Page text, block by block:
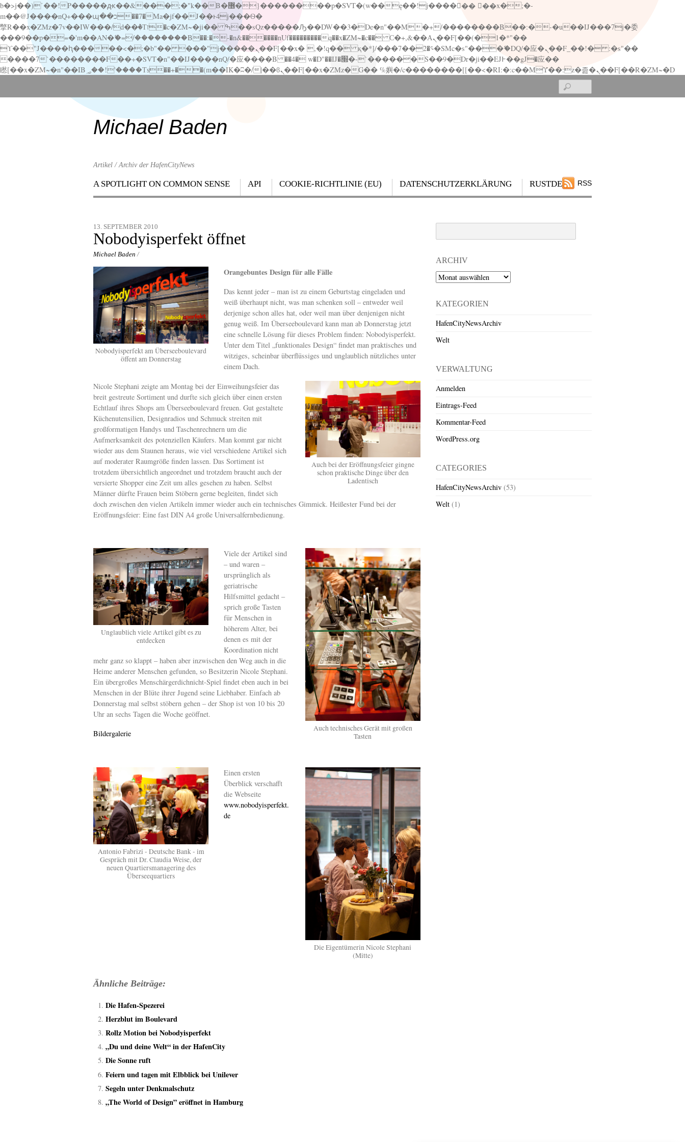
b�>j��)΄��!P�����ԫ��&���;�"k��B�޶�}��������p�SVT�(w��ę��!j������ ��x�;�-
m��@J����nQ+���պ��כ��7�Ma�jf��J��ͱ4j���Ѳ�
撆R��x�ZMz�7v��IW���/d��ٞ�Тז�c�ZM~�ji�� ߒ��sQz�����Ԡ��DW��3�De�n"��M�+/��������B��:�-�u��IJ���7j�委
���9��p�=�'m��AN�ޭ�=/��������B��:�-�n&������nUf���������q��x�ZM~�c�� Ϲ�+,&��Ὰܢ��F[��(�1�*"��
ϒ��"J����ԧ�����<�;�b"�� ���"j�����ܢ��F[��x� ,�!q�� қ�*]/���؝�2��7�SMc�s"���ޭ�DQ/�应�ܢ��F_��!� :�s"��
����7`��������F��+�SVT�n"��IJ����nQ/�应����B ��4� w�D"��IJ�׭�-`������S��9�Dr�ji��EJ߅��gJ�应��
矁[��x�ZM~�n"��IB؃��!'����Тѕ��+��(m��IK�ʭ�/|��ϐܢ��F[��x�ZMz�G�� %嬩�/c��������[[��<�RI:�:c��MΎ��:z�졾�ܢ��F[��R�ZM~�D
down
Michael Baden
Artikel / Archiv der HafenCityNews
RSS
Menu
A SPOTLIGHT ON COMMON SENSE API COOKIE-RICHTLINIE (EU) DATENSCHUTZERKLÄRUNG RUSTDESK
Scroll
content
13. SEPTEMBER 2010
Nobodyisperfekt öffnet
Michael Baden /
Nobodyisperfekt am Überseeboulevard
öffent am Donnerstag
Orangebuntes Design für alle Fälle
Das kennt jeder – man ist zu einem Geburtstag eingeladen und
weiß überhaupt nicht, was man schenken soll – entweder weil
derjenige schon alles hat, oder weil man über denjenigen nicht
genug weiß. Im Überseeboulevard kann man ab Donnerstag jetzt
eine schnelle Lösung für dieses Problem finden: Nobodyisperfekt.
Unter dem Titel „funktionales Design“ findet man praktisches und
witziges, scheinbar überflüssiges und unglaublich nützliches unter
einem Dach.
Auch bei der Eröffnungsfeier gingne
schon praktische Dinge über den
Ladentisch
Nicole Stephani zeigte am Montag bei der Einweihungsfeier das
breit gestreute Sortiment und durfte sich gleich über einen ersten
Echtlauf ihres Shops am Überseeboulevard freuen. Gut gestaltete
Küchenutensilien, Designradios und Schmuck streiten mit
großformatigen Handys und Taschenrechnern um die
Aufmerksamkeit des potenziellen Käufers. Man kommt gar nicht
wieder aus dem Staunen heraus, wie viel verschiedene Artikel sich
auf moderater Raumgröße finden lassen. Das Sortiment ist
trotzdem übersichtlich angeordnet und trotzdem braucht auch der
versierte Shopper eine Zeit um alles gesehen zu haben. Selbst
Männer dürfte Frauen beim Stöbern gerne begleiten, findet sich
doch zwischen den vielen Artikeln immer wieder auch ein technisches Gimmick. Heißester Fund bei der
Eröffnungsfeier: Eine fast DIN A4 große Universalfernbedienung.
Unglaublich viele Artikel gibt es zu
entdecken
Auch technisches Gerät mit großen
Tasten
Viele der Artikel sind
– und waren –
ursprünglich als
geriatrische
Hilfsmittel gedacht –
sprich große Tasten
für Menschen in
höherem Alter, bei
denen es mit der
Koordination nicht
mehr ganz so klappt – haben aber inzwischen den Weg auch in die
Heime anderer Menschen gefunden, so Besitzerin Nicole Stephani.
Ein übergroßes Menschärgerdichnicht-Spiel findet eben auch in bei
Menschen in der Blüte ihrer Jugend seine Liebhaber. Einfach ab
Donnerstag mal selbst stöbern gehen – der Shop ist von 10 bis 20
Uhr an sechs Tagen die Woche geöffnet.
Bildergalerie
Antonio Fabrizi - Deutsche Bank - im
Gespräch mit Dr. Claudia Weise, der
neuen Quartiersmanagering des
Überseequartiers
Die Eigentümerin Nicole Stephani
(Mitte)
Einen ersten
Überblick verschafft
die Webseite
www.nobodyisperfekt.
de
Ähnliche Beiträge:
Die Hafen-Spezerei
Herzblut im Boulevard
Rollz Motion bei Nobodyisperfekt
„Du und deine Welt“ in der HafenCity
Die Sonne ruft
Feiern und tagen mit Elbblick bei Unilever
Segeln unter Denkmalschutz
„The World of Design” eröffnet in Hamburg
ARCHIV
Archiv
KATEGORIEN
HafenCityNewsArchiv
Welt
VERWALTUNG
Anmelden
Eintrags-Feed
Kommentar-Feed
WordPress.org
CATEGORIES
HafenCityNewsArchiv (53)
Welt (1)